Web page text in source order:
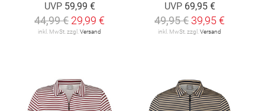
UVP 59,99 €
44,99 € 29,99 €
inkl. MwSt. zzgl. Versand
UVP 69,95 €
49,95 € 39,95 €
inkl. MwSt. zzgl. Versand